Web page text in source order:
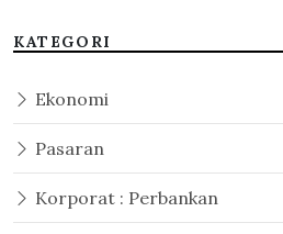
KATEGORI
Ekonomi
Pasaran
Korporat : Perbankan